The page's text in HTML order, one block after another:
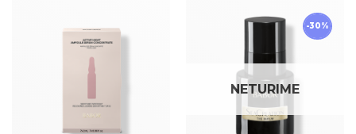
-30%
NETURIME